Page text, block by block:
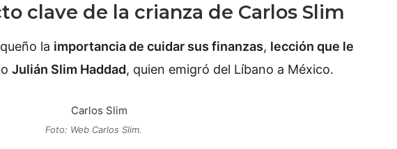
clave de la crianza de Carlos Slim
la importancia de cuidar sus finanzas, lección que le
Julián Slim Haddad, quien emigró del Líbano a México.
Foto: Web Carlos Slim.